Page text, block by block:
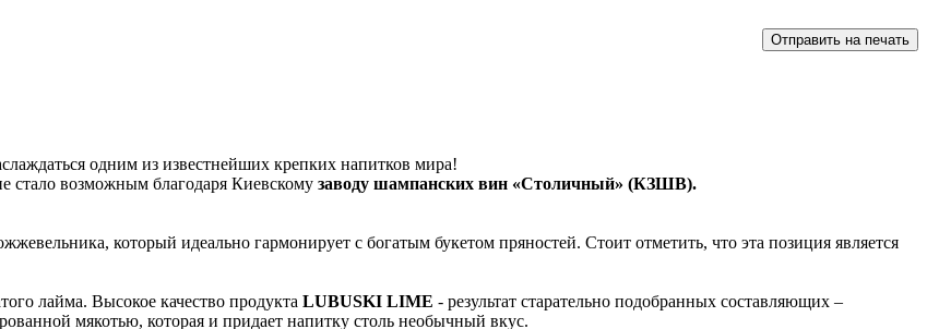
одним из известнейших крепких напитков мира!
стало возможным благодаря Киевскому заводу шампанских вин «Столичный» (КЗШВ).
который идеально гармонирует с богатым букетом пряностей. Стоит отметить, что эта позиция является
лайма. Высокое качество продукта LUBUSKI LIME - результат старательно подобранных составляющих –
мякотью, которая и придает напитку столь необычный вкус.